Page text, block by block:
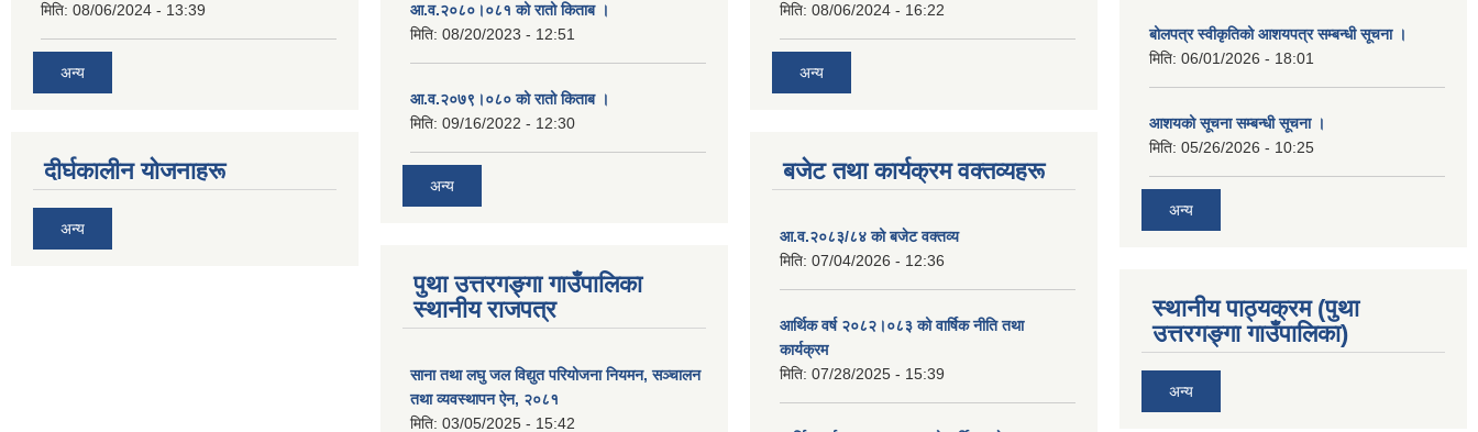
मिति: 08/06/2024 - 13:39
अन्य
दीर्घकालीन योजनाहरू
अन्य
आ.व.२०८०।०८१ को रातो किताब ।
मिति: 08/20/2023 - 12:51
आ.व.२०७९।०८० को रातो किताब ।
मिति: 09/16/2022 - 12:30
अन्य
पुथा उत्तरगङ्गा गाउँपालिका
स्थानीय राजपत्र
साना तथा लघु जल विद्युत परियोजना नियमन, सञ्चालन
तथा व्यवस्थापन ऐन, २०८१
मिति: 03/05/2025 - 15:42
मिति: 08/06/2024 - 16:22
अन्य
बजेट तथा कार्यक्रम वक्तव्यहरू
आ.व.२०८३/८४ को बजेट वक्तव्य
मिति: 07/04/2026 - 12:36
आर्थिक वर्ष २०८२।०८३ को वार्षिक नीति तथा
कार्यक्रम
मिति: 07/28/2025 - 15:39
बोलपत्र स्वीकृतिको आशयपत्र सम्बन्धी सूचना ।
मिति: 06/01/2026 - 18:01
आशयको सूचना सम्बन्धी सूचना ।
मिति: 05/26/2026 - 10:25
अन्य
स्थानीय पाठ्यक्रम (पुथा
उत्तरगङ्गा गाउँपालिका)
अन्य